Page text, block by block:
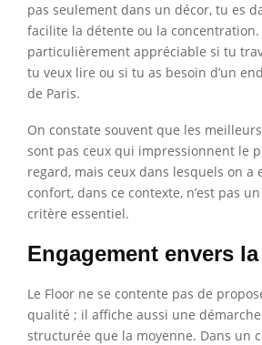
pas seulement dans un décor, tu es
facilite la détente ou la concentration.
particulièrement appréciable si tu
tu veux lire ou si tu as besoin d’un
de Paris.
On constate souvent que les
sont pas ceux qui impressionnent le
regard, mais ceux dans lesquels on a
confort, dans ce contexte, n’est pas un
critère essentiel.
Engagement envers
Le Floor ne se contente pas de
qualité ; il affiche aussi une
structurée que la moyenne. Dans un